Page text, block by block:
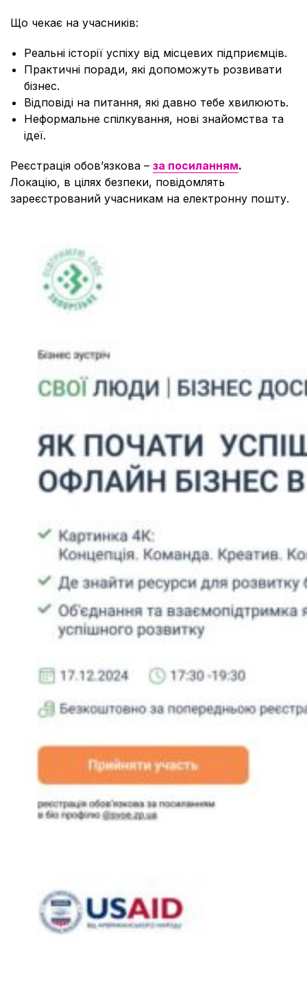
Що чекає на учасників:
Реальні історії успіху від місцевих підприємців.
Практичні поради, які допоможуть розвивати
бізнес.
Відповіді на питання, які давно тебе хвилюють.
Неформальне спілкування, нові знайомства та
ідеї.
Реєстрація обовʼязкова – за посиланням.
Локацію, в цілях безпеки, повідомлять
зареєстрований учасникам на електронну пошту.